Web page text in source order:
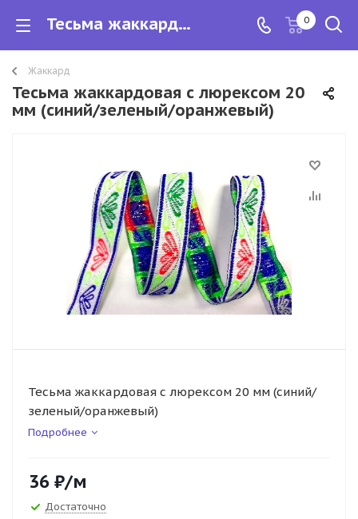
Тесьма жаккардовая с люрексом 20 мм (синий/зеленый/оранжевый) 0
Жаккард
Тесьма жаккардовая с люрексом 20
мм (синий/зеленый/оранжевый)
Тесьма жаккардовая с люрексом 20 мм (синий/
зеленый/оранжевый)
Подробнее
36 ₽/м
Достаточно